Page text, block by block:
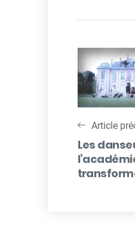
de
Article
Les